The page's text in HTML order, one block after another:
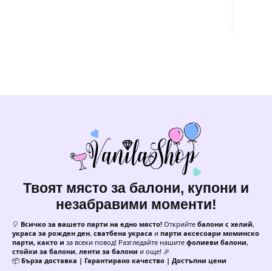
Твоят място за балони, купони и
незабравими моменти!
🎈 Всичко за вашето парти на едно място! Открийте балони с хелий,
украса за рожден ден, сватбена украса и парти аксесоари моминско
парти, както и за всеки повод! Разгледайте нашите фолиеви балони,
стойки за балони, ленти за балони и още! 🎉
📦 Бърза доставка | Гарантирано качество | Достъпни цени